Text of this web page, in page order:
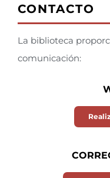
CONTACTO
La biblioteca
comunicación: